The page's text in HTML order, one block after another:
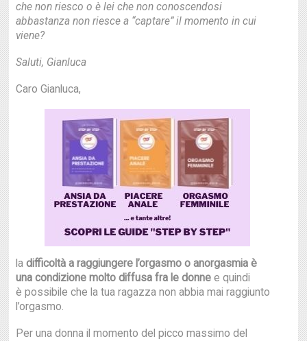
che non riesco o è lei che non conoscendosi
abbastanza non riesce a “captare” il momento in cui
viene?
Saluti, Gianluca
Caro Gianluca,
ladifficoltà a raggiungere l’orgasmo o anorgasmia è
una condizione molto diffusa fra le donne e quindi
è possibile che la tua ragazza non abbia mai raggiunto
l’orgasmo.
Per una donna il momento del picco massimo del